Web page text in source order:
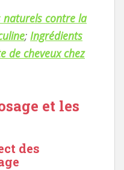
naturels contre la
; Ingrédients
de cheveux chez
et les
des